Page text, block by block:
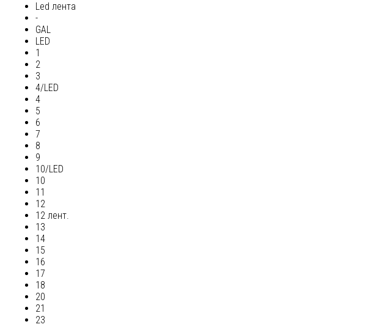
Led лента
-
GAL
LED
1
2
3
4/LED
4
5
6
7
8
9
10/LED
10
11
12
12 лент.
13
14
15
16
17
18
20
21
23